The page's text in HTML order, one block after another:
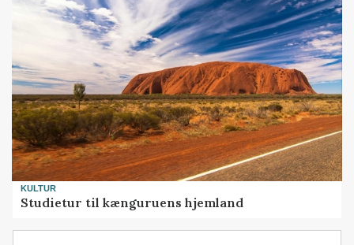
KULTUR
Studietur til kænguruens hjemland